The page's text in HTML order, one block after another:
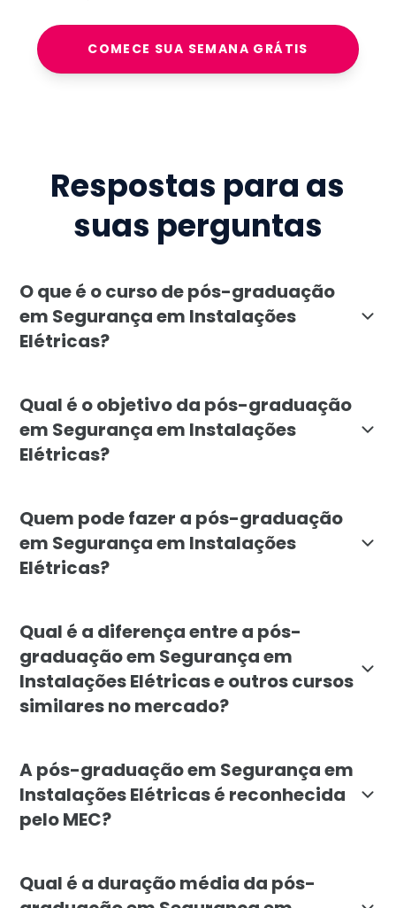
COMECE SUA SEMANA GRÁTIS
Respostas para as
suas perguntas
O que é o curso de pós-graduação
em Segurança em Instalações
Elétricas?
Qual é o objetivo da pós-graduação
em Segurança em Instalações
Elétricas?
Quem pode fazer a pós-graduação
em Segurança em Instalações
Elétricas?
Qual é a diferença entre a pós-
graduação em Segurança em
Instalações Elétricas e outros cursos
similares no mercado?
A pós-graduação em Segurança em
Instalações Elétricas é reconhecida
pelo MEC?
Qual é a duração média da pós-